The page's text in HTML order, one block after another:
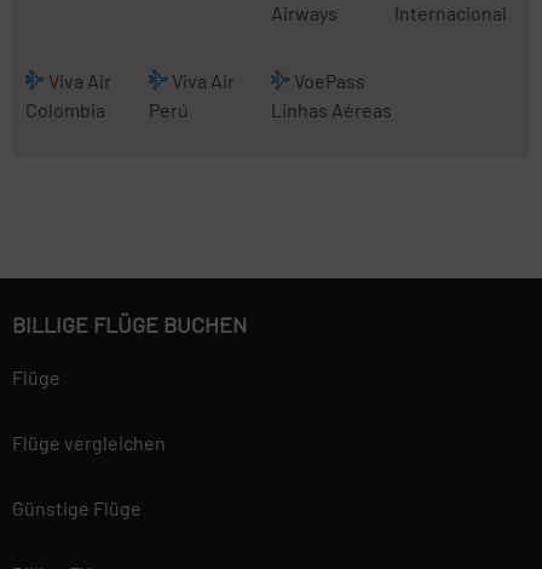
Airways
Internacional
Viva Air
Colombia
Viva Air
Perú
VoePass
Linhas Aéreas
BILLIGE FLÜGE BUCHEN
Flüge
Flüge vergleichen
Günstige Flüge